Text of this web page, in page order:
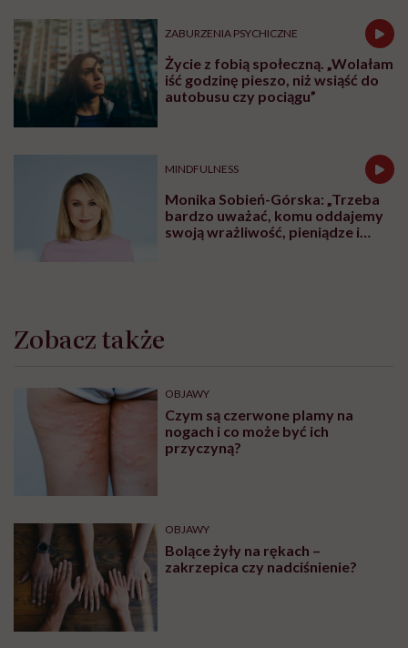
ZABURZENIA PSYCHICZNE
Życie z fobią społeczną. „Wolałam
iść godzinę pieszo, niż wsiąść do
autobusu czy pociągu”
MINDFULNESS
Monika Sobień-Górska: „Trzeba
bardzo uważać, komu oddajemy
swoją wrażliwość, pieniądze i
Zobacz także
OBJAWY
Czym są czerwone plamy na
nogach i co może być ich
przyczyną?
OBJAWY
Bolące żyły na rękach –
zakrzepica czy nadciśnienie?